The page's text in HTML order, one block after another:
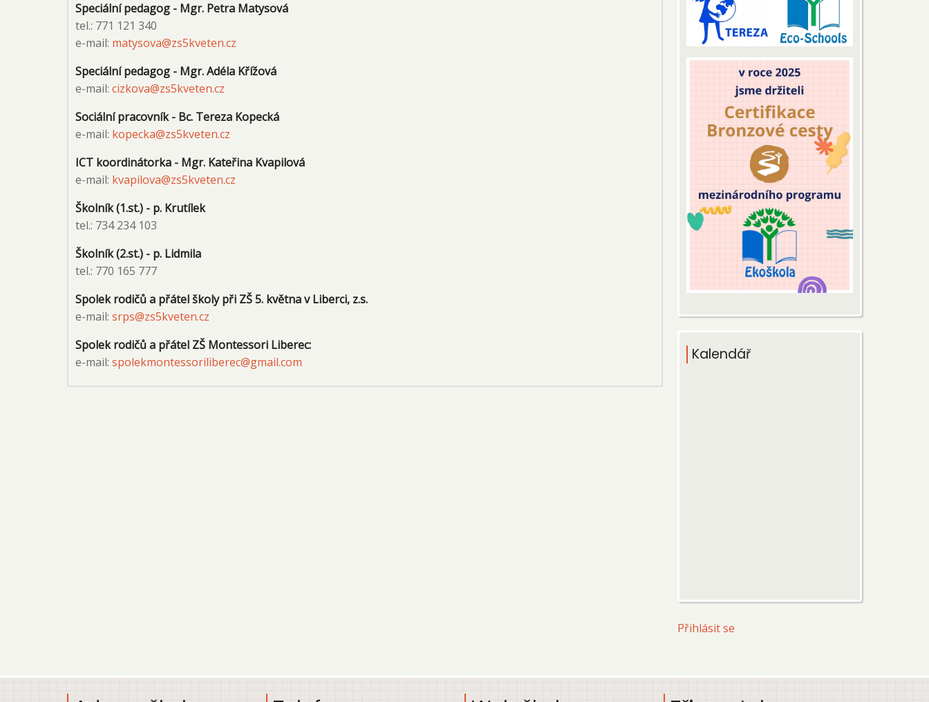
Speciální pedagog - Mgr. Petra Matysová
tel.: 771 121 340
e-mail: matysova@zs5kveten.cz
Speciální pedagog - Mgr. Adéla Křížová
e-mail: cizkova@zs5kveten.cz
Sociální pracovník - Bc. Tereza Kopecká
e-mail: kopecka@zs5kveten.cz
ICT koordinátorka - Mgr. Kateřina Kvapilová
e-mail: kvapilova@zs5kveten.cz
Školník (1.st.) - p. Krutílek
tel.: 734 234 103
Školník (2.st.) - p. Lidmila
tel.: 770 165 777
Spolek rodičů a přátel školy při ZŠ 5. května v Liberci, z.s.
e-mail: srps@zs5kveten.cz
Spolek rodičů a přátel ZŠ Montessori Liberec:
e-mail: spolekmontessoriliberec@gmail.com Kalendář
User
Přihlásit se